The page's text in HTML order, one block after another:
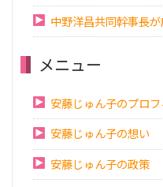
中野洋昌共同幹事長
メニュー
安藤じゅん子のプロ
安藤じゅん子の想い
安藤じゅん子の政策